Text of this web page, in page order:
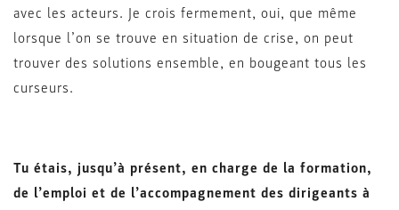
avec les acteurs. Je crois fermement, oui, que même
lorsque l’on se trouve en situation de crise, on peut
trouver des solutions ensemble, en bougeant tous les
curseurs.
Tu étais, jusqu’à présent, en charge de la formation,
de l’emploi et de l’accompagnement des dirigeants à